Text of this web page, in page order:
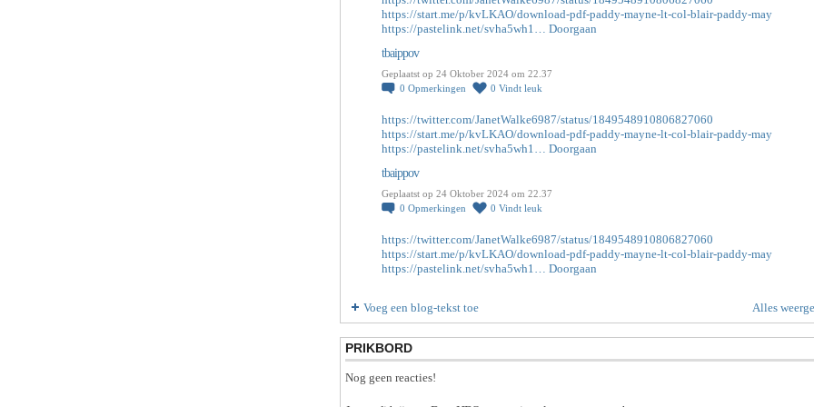
https://start.me/p/kvLKAO/download-pdf-paddy-mayne-lt-col-blair-paddy-may
https://pastelink.net/svha5wh1… Doorgaan
tbaippov
Geplaatst op 24 Oktober 2024 om 22.37
0 Opmerkingen 0 Vindt leuk
https://twitter.com/JanetWalke6987/status/1849548910806827060
https://start.me/p/kvLKAO/download-pdf-paddy-mayne-lt-col-blair-paddy-may
https://pastelink.net/svha5wh1…
Doorgaan
tbaippov
Geplaatst op 24 Oktober 2024 om 22.37
0 Opmerkingen 0 Vindt leuk
https://twitter.com/JanetWalke6987/status/1849548910806827060
https://start.me/p/kvLKAO/download-pdf-paddy-mayne-lt-col-blair-paddy-may
https://pastelink.net/svha5wh1…
Doorgaan
Voeg een blog-tekst toe Alles
PRIKBORD
Nog geen reacties!